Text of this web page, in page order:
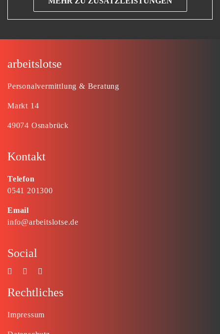
arbeitslotse
Personalvermittlung & Beratung
Markt 14
49074 Osnabrück
Kontakt
Telefon
0541 201300
Email
info@arbeitslotse.de
Social
Rechtliches
Impressum